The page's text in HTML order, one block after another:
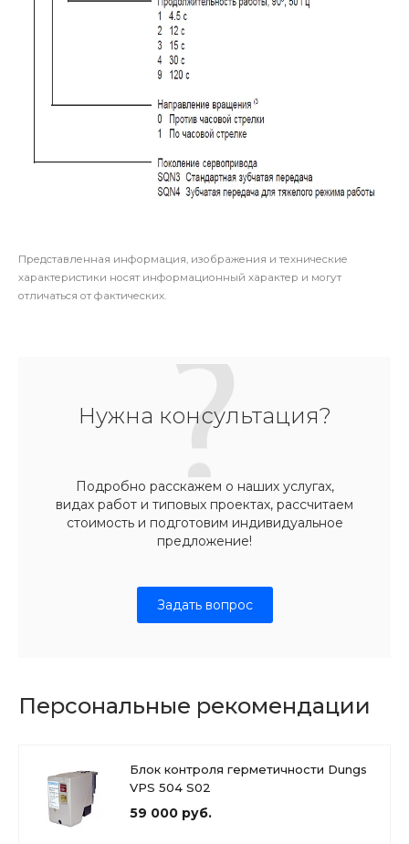
Представленная информация, изображения и технические
характеристики носят информационный характер и могут
отличаться от фактических.
Нужна консультация?
Подробно расскажем о наших услугах,
видах работ и типовых проектах, рассчитаем
стоимость и подготовим индивидуальное
предложение!
Задать вопрос
Персональные рекомендации
Блок контроля герметичности Dungs
VPS 504 S02
59 000 руб.